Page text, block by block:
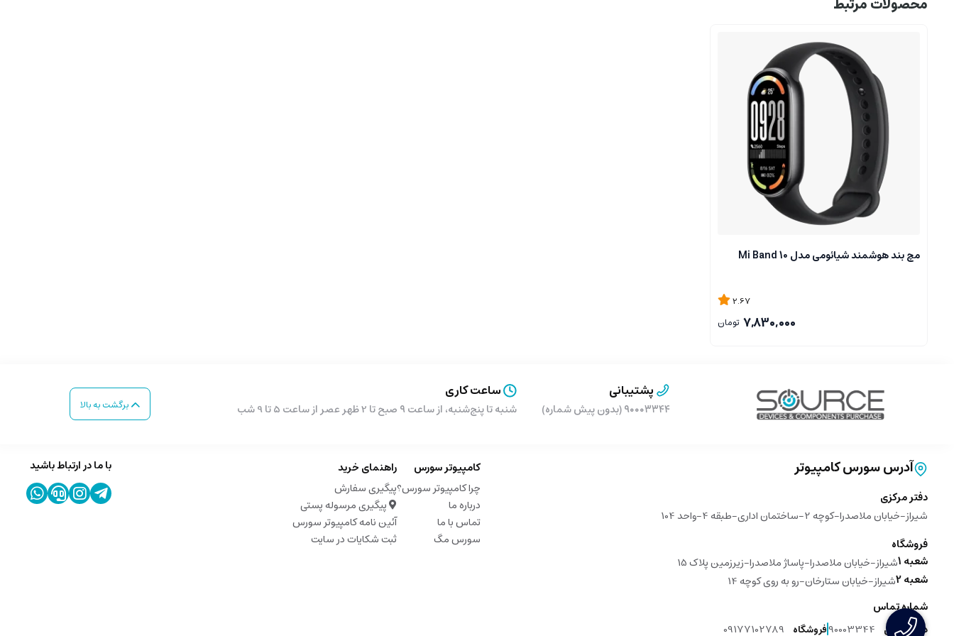
مچ بند هوشمند شیائومی مدل Mi Band 10
2.67
7,830,000 تومان
پشتیبانی
۹۰۰۰۳۳۴۴ (بدون پیش شماره)
ساعت کاری
شنبه تا پنج‌شنبه، از ساعت ۹ صبح تا 2 ظهر عصر از ساعت 5 تا 9 شب برگشت به بالا
آدرس سورس کامپیوتر
دفتر مرکزی
شیراز-خیابان ملاصدرا-کوچه 2-ساختمان اداری-طبقه 4-واحد 104
فروشگاه
شعبه 1 شیراز-خیابان ملاصدرا-پاساژ ملاصدرا-زیرزمین پلاک 15
شعبه 2 شیراز-خیابان ستارخان-رو به روی کوچه 14
شماره تماس
دفتر مرکزی 90003344فروشگاه 09177102789
کامپیوتر سورس
چرا کامپیوتر سورس؟
درباره ما
تماس با ما
سورس مگ
راهنمای خرید
پیگیری سفارش
پیگیری مرسوله پستی
آئین نامه کامپیوتر سورس
ثبت شکایات در سایت
با ما در ارتباط باشید